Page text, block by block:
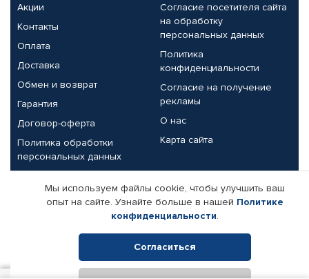
Акции
Контакты
Оплата
Доставка
Обмен и возврат
Гарантия
Договор-оферта
Политика обработки
персональных данных
Согласие посетителя сайта
на обработку
персональных данных
Политика
конфиденциальности
Согласие на получение
рекламы
О нас
Карта сайта
Партнерам
Корпоративным клиентам
Поставщикам
Реквизиты компании
Мы используем файлы cookie, чтобы улучшить ваш
опыт на сайте. Узнайте больше в нашей Политике
конфиденциальности.
Согласиться